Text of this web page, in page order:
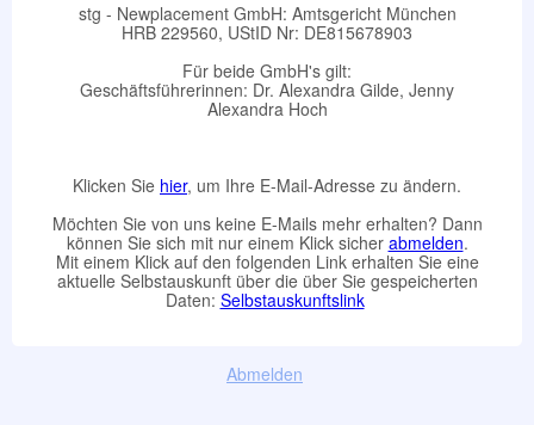
stg - Newplacement GmbH: Amtsgericht München
HRB 229560, UStID Nr: DE815678903
Für beide GmbH's gilt:
Geschäftsführerinnen: Dr. Alexandra Gilde, Jenny
Alexandra Hoch
Klicken Sie hier, um Ihre E-Mail-Adresse zu ändern.
Möchten Sie von uns keine E-Mails mehr erhalten? Dann
können Sie sich mit nur einem Klick sicher abmelden.
Mit einem Klick auf den folgenden Link erhalten Sie eine
aktuelle Selbstauskunft über die über Sie gespeicherten
Daten: Selbstauskunftslink
Abmelden